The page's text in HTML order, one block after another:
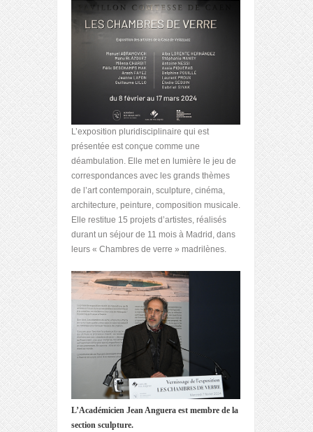
L’exposition pluridisciplinaire qui est
présentée est conçue comme une
déambulation. Elle met en lumière le jeu de
correspondances avec les grands thèmes
de l’art contemporain, sculpture, cinéma,
architecture, peinture, composition musicale.
Elle restitue 15 projets d’artistes, réalisés
durant un séjour de 11 mois à Madrid, dans
leurs « Chambres de verre » madrilènes.
L’Académicien Jean Anguera est membre de la
section sculpture.